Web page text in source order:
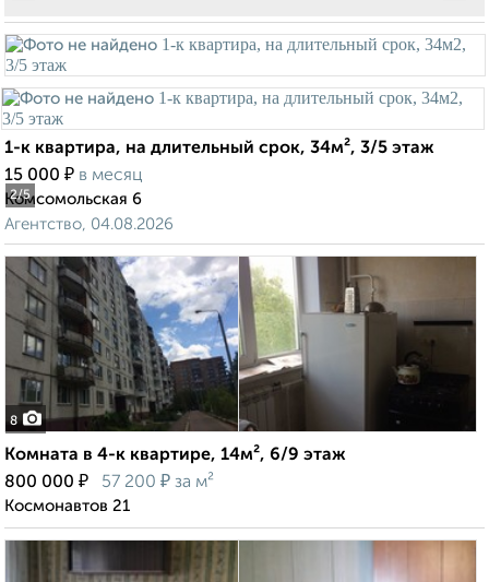
2/5
1-к квартира, на длительный срок, 34м², 3/5 этаж
15 000 ₽ в месяц
Комсомольская 6
Агентство, 04.08.2026
8
Комната в 4-к квартире, 14м², 6/9 этаж
800 000 ₽ 57 200 ₽ за м²
Космонавтов 21